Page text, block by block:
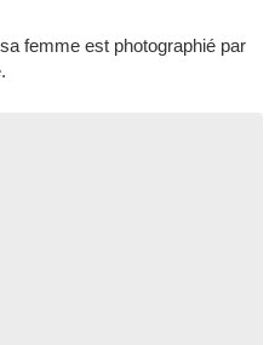
femme est photographié par